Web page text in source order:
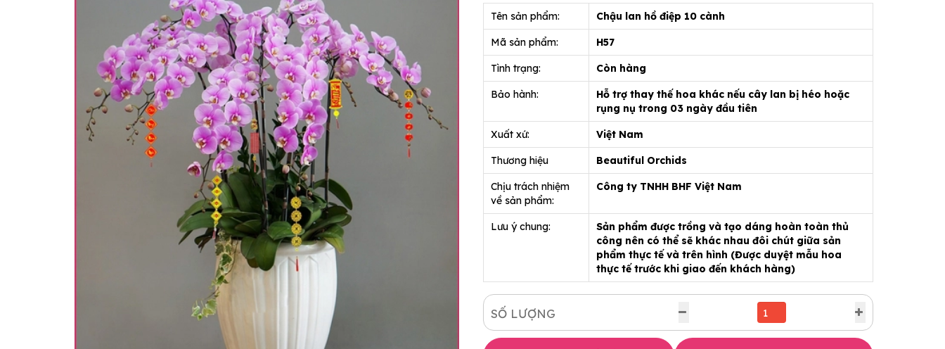
Tên sản phẩm: Chậu lan hồ điệp 10 cành
Mã sản phẩm: H57
Tình trạng: Còn hàng
Bảo hành:
Hỗ trợ thay thế hoa khác nếu cây lan bị héo hoặc
rụng nụ trong 03 ngày đầu tiên
Xuất xứ: Việt Nam
Thương hiệu Beautiful Orchids
Chịu trách nhiệm
về sản phẩm:
Công ty TNHH BHF Việt Nam
Lưu ý chung:
Sản phẩm được trồng và tạo dáng hoàn toàn thủ
công nên có thể sẽ khác nhau đôi chút giữa sản
phẩm thực tế và trên hình (Được duyệt mẫu hoa
thực tế trước khi giao đến khách hàng)
SỐ LƯỢNG